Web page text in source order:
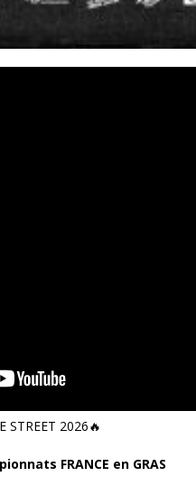
STREET 2026🔥
FRANCE en GRAS